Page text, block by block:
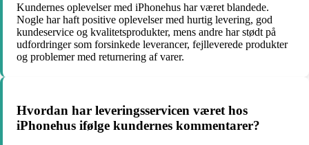
Kundernes oplevelser med iPhonehus har været blandede.
Nogle har haft positive oplevelser med hurtig levering, god
kundeservice og kvalitetsprodukter, mens andre har stødt på
udfordringer som forsinkede leverancer, fejlleverede produkter
og problemer med returnering af varer.
Hvordan har leveringsservicen været hos
iPhonehus ifølge kundernes kommentarer?